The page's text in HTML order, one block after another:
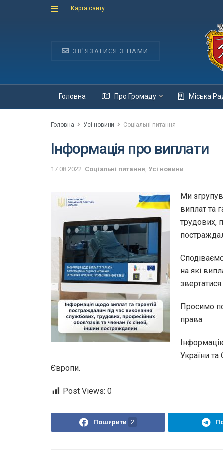
Карта сайту
ЗВ'ЯЗАТИСЯ З НАМИ
Головна Про Громаду Міська
Головна Усі новини Соціальні питання
Інформація про виплати
17.08.2022 Соціальні питання, Усі новини
Ми
виплат та
трудових,
на які
Просимо
права.
України
Європи.
Post Views: 0
Поширити 2